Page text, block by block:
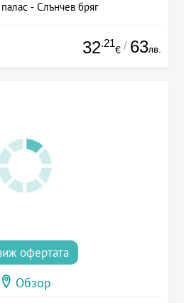
- Слънчев бряг
32.21
€ / 63лв.
офертата
Обзор